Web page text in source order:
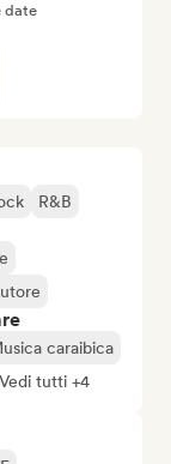
R&B
caraibica
Vedi tutti +4
date